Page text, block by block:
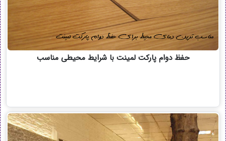
حفظ دوام پارکت لمینت با شرایط محیطی مناسب